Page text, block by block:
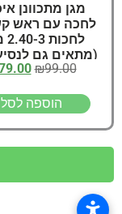
מגן מתכוונן
לחכה עם ראש
(מתאים גם
אופנוע)
₪99.00
הוספה לסל